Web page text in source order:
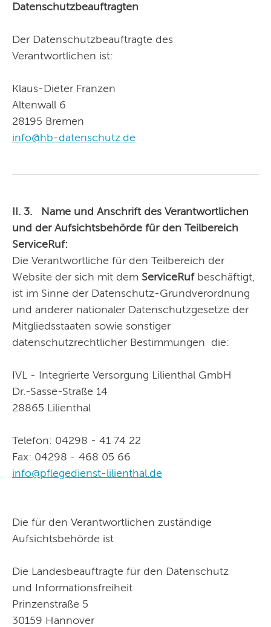
Datenschutzbeauftragten
Der Datenschutzbeauftragte des
Verantwortlichen ist:
Klaus-Dieter Franzen
Altenwall 6
28195 Bremen
info@hb-datenschutz.de
II. 3. Name und Anschrift des Verantwortlichen
und der Aufsichtsbehörde für den Teilbereich
ServiceRuf:
Die Verantwortliche für den Teilbereich der
Website der sich mit dem ServiceRufbeschäftigt,
ist im Sinne der Datenschutz-Grundverordnung
und anderer nationaler Datenschutzgesetze der
Mitgliedsstaaten sowie sonstiger
datenschutzrechtlicher Bestimmungen die:
IVL - Integrierte Versorgung Lilienthal GmbH
Dr.-Sasse-Straße 14
28865 Lilienthal
Telefon: 04298 - 41 74 22
Fax: 04298 - 468 05 66
info@pflegedienst-lilienthal.de
Die für den Verantwortlichen zuständige
Aufsichtsbehörde ist
Die Landesbeauftragte für den Datenschutz
und Informationsfreiheit
Prinzenstraße 5
30159 Hannover